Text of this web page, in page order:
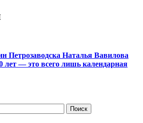
Петрозаводска Наталья Вавилова
лет — это всего лишь календарная